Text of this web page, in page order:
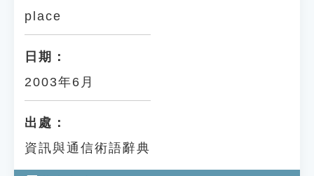
place
日期：
2003年6月
出處：
資訊與通信術語辭典